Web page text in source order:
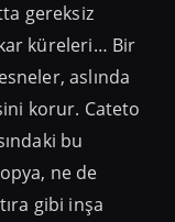
gereksiz
küreleri… Bir
aslında
korur. Cateto
bu
ne de
gibi inşa